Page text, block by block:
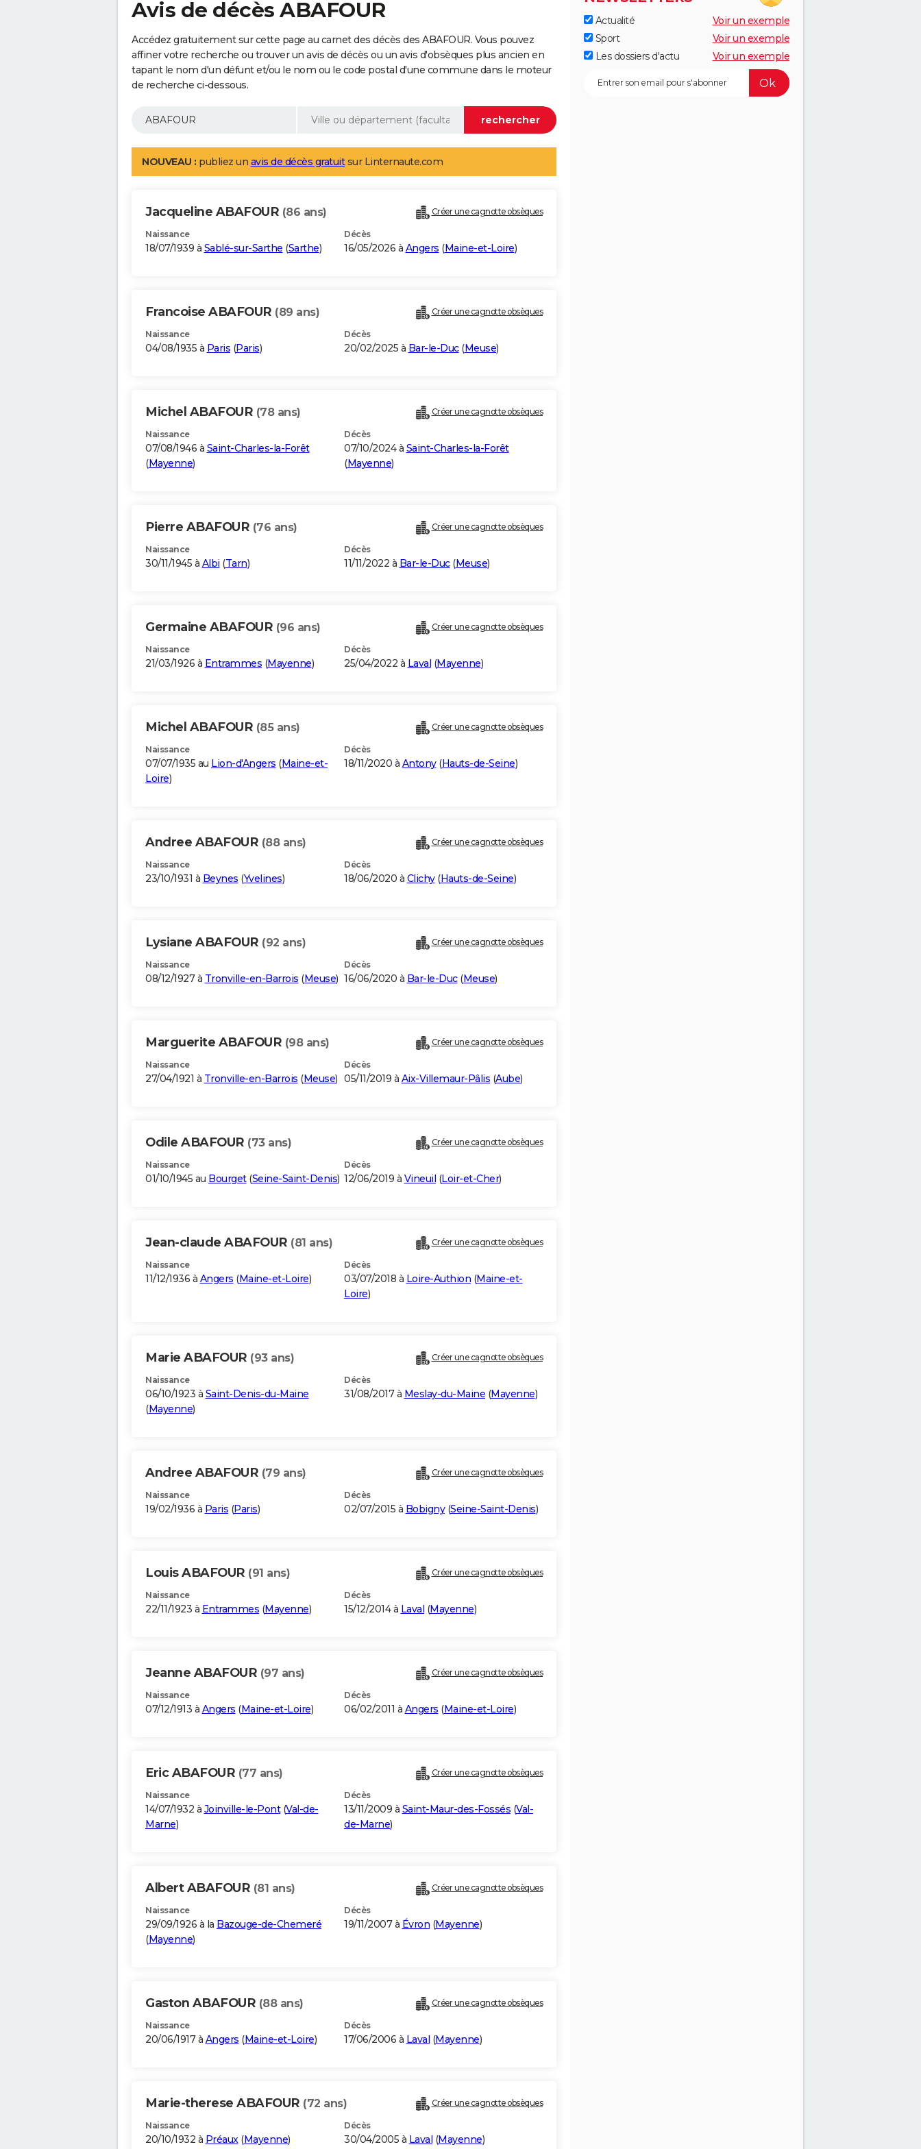
Avis de décès ABAFOUR
Accédez gratuitement sur cette page au carnet des décès des ABAFOUR. Vous pouvez
affiner votre recherche ou trouver un avis de décès ou un avis d'obsèques plus ancien en
tapant le nom d'un défunt et/ou le nom ou le code postal d'une commune dans le moteur
de recherche ci-dessous.
NOUVEAU : publiez un avis de décès gratuitsur Linternaute.com
Jacqueline ABAFOUR (86 ans) Créer une cagnotte obsèques
Naissance
18/07/1939 à Sablé-sur-Sarthe (Sarthe)
Décès
16/05/2026 à Angers (Maine-et-Loire)
Francoise ABAFOUR (89 ans) Créer une cagnotte obsèques
Naissance
04/08/1935 à Paris (Paris)
Décès
20/02/2025 à Bar-le-Duc(Meuse)
Michel ABAFOUR (78 ans) Créer une cagnotte obsèques
Naissance
07/08/1946 à Saint-Charles-la-Forêt
(Mayenne)
Décès
07/10/2024 à Saint-Charles-la-Forêt
(Mayenne)
Pierre ABAFOUR (76 ans) Créer une cagnotte obsèques
Naissance
30/11/1945 à Albi (Tarn)
Décès
11/11/2022 à Bar-le-Duc(Meuse)
Germaine ABAFOUR (96 ans) Créer une cagnotte obsèques
Naissance
21/03/1926 à Entrammes (Mayenne)
Décès
25/04/2022 à Laval (Mayenne)
Michel ABAFOUR (85 ans) Créer une cagnotte obsèques
Naissance
07/07/1935 au Lion-d'Angers (Maine-et-
Loire)
Décès
18/11/2020 à Antony(Hauts-de-Seine)
Andree ABAFOUR (88 ans) Créer une cagnotte obsèques
Naissance
23/10/1931 à Beynes (Yvelines)
Décès
18/06/2020 à Clichy(Hauts-de-Seine)
Lysiane ABAFOUR (92 ans) Créer une cagnotte obsèques
Naissance
08/12/1927 à Tronville-en-Barrois (Meuse)
Décès
16/06/2020 à Bar-le-Duc(Meuse)
Marguerite ABAFOUR (98 ans) Créer une cagnotte obsèques
Naissance
27/04/1921 à Tronville-en-Barrois (Meuse)
Décès
05/11/2019 à Aix-Villemaur-Pâlis (Aube)
Odile ABAFOUR (73 ans) Créer une cagnotte obsèques
Naissance
01/10/1945 au Bourget(Seine-Saint-Denis)
Décès
12/06/2019 à Vineuil (Loir-et-Cher)
Jean-claude ABAFOUR (81 ans) Créer une cagnotte obsèques
Naissance
11/12/1936 à Angers (Maine-et-Loire)
Décès
03/07/2018 à Loire-Authion (Maine-et-
Loire)
Marie ABAFOUR (93 ans) Créer une cagnotte obsèques
Naissance
06/10/1923 à Saint-Denis-du-Maine
(Mayenne)
Décès
31/08/2017 à Meslay-du-Maine (Mayenne)
Andree ABAFOUR (79 ans) Créer une cagnotte obsèques
Naissance
19/02/1936 à Paris (Paris)
Décès
02/07/2015 à Bobigny(Seine-Saint-Denis)
Louis ABAFOUR (91 ans) Créer une cagnotte obsèques
Naissance
22/11/1923 à Entrammes (Mayenne)
Décès
15/12/2014 à Laval (Mayenne)
Jeanne ABAFOUR (97 ans) Créer une cagnotte obsèques
Naissance
07/12/1913 à Angers (Maine-et-Loire)
Décès
06/02/2011 à Angers (Maine-et-Loire)
Eric ABAFOUR (77 ans) Créer une cagnotte obsèques
Naissance
14/07/1932 à Joinville-le-Pont(Val-de-
Marne)
Décès
13/11/2009 à Saint-Maur-des-Fossés (Val-
de-Marne)
Albert ABAFOUR (81 ans) Créer une cagnotte obsèques
Naissance
29/09/1926 à la Bazouge-de-Chemeré
(Mayenne)
Décès
19/11/2007 à Évron (Mayenne)
Gaston ABAFOUR (88 ans) Créer une cagnotte obsèques
Naissance
20/06/1917 à Angers (Maine-et-Loire)
Décès
17/06/2006 à Laval (Mayenne)
Marie-therese ABAFOUR (72 ans) Créer une cagnotte obsèques
Naissance
20/10/1932 à Préaux(Mayenne)
Décès
30/04/2005 à Laval (Mayenne)
Actualité
Voir un exemple
Sport
Voir un exemple
Les dossiers d'actu
Voir un exemple